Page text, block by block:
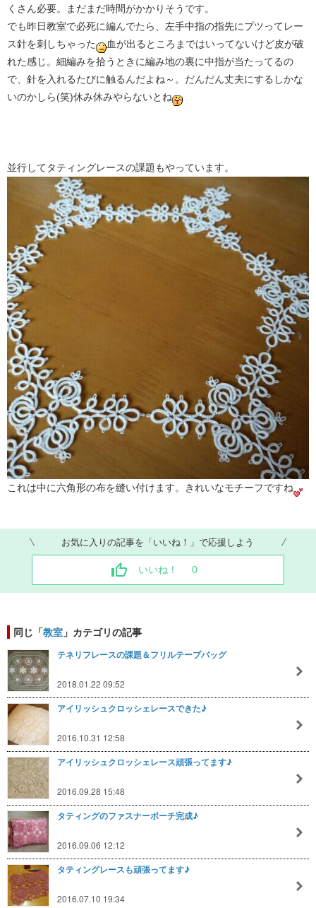
くさん必要。まだまだ時間がかかりそうです。
でも昨日教室で必死に編んでたら、左手中指の指先にプツってレー
ス針を刺しちゃった
血が出るところまではいってないけど皮が破
れた感じ。細編みを拾うときに編み地の裏に中指が当たってるの
で、針を入れるたびに触るんだよね～。だんだん丈夫にするしかな
いのかしら(笑)休み休みやらないとね
並行してタティングレースの課題もやっています。
これは中に六角形の布を縫い付けます。きれいなモチーフですね
お気に入りの記事を「いいね！」で応援しよう
いいね！ 0
同じ「教室 」カテゴリの記事
テネリフレースの課題＆フリルテープバッグ
2018.01.22 09:52
アイリッシュクロッシェレースできた♪
2016.10.31 12:58
アイリッシュクロッシェレース頑張ってます♪
2016.09.28 15:48
タティングのファスナーポーチ完成♪
2016.09.06 12:12
タティングレースも頑張ってます♪
2016.07.10 19:34